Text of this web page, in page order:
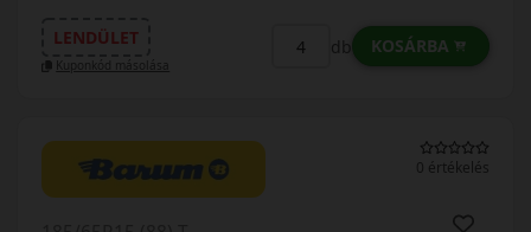
LENDÜLET
Kuponkód másolása
db KOSÁRBA
0 értékelés